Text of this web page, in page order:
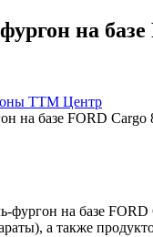
на
ТТМ Центр
на базе FORD Cargo
фургон на базе
а также